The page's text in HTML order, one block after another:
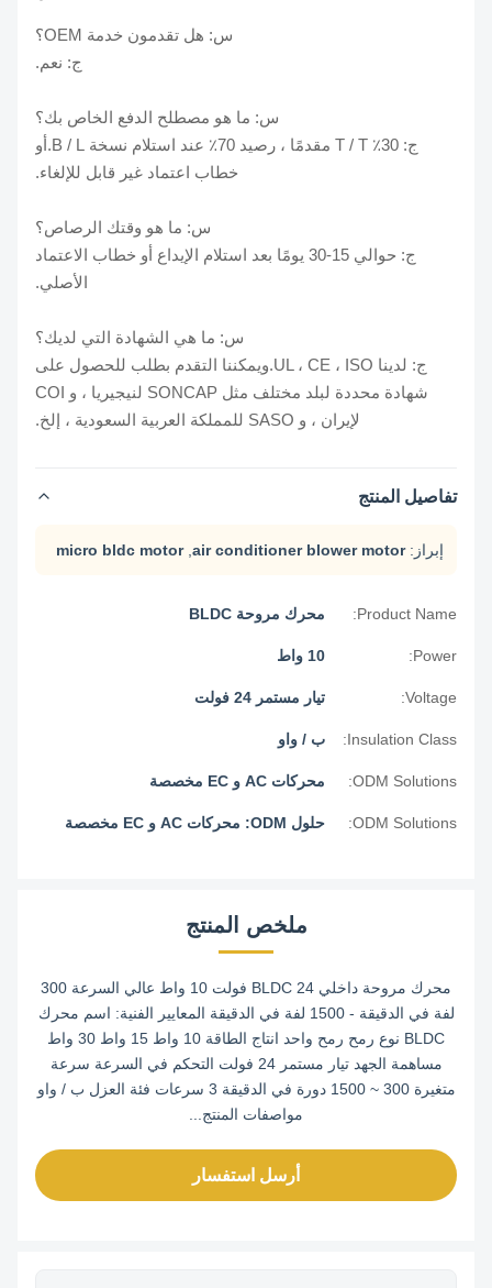
س: هل تقدمون خدمة OEM؟
ج: نعم.
س: ما هو مصطلح الدفع الخاص بك؟
ج: 30٪ T / T مقدمًا ، رصيد 70٪ عند استلام نسخة B / L.أو
خطاب اعتماد غير قابل للإلغاء.
س: ما هو وقتك الرصاص؟
ج: حوالي 15-30 يومًا بعد استلام الإيداع أو خطاب الاعتماد
الأصلي.
س: ما هي الشهادة التي لديك؟
ج: لدينا UL ، CE ، ISO.ويمكننا التقدم بطلب للحصول على
شهادة محددة لبلد مختلف مثل SONCAP لنيجيريا ، و COI
لإيران ، و SASO للمملكة العربية السعودية ، إلخ.
تفاصيل المنتج
air conditioner blower motor
,
micro bldc motor
Product Name: محرك مروحة BLDC
Power:
Voltage: تيار مستمر 24 فولت
Insulation Class: ب / واو
ODM Solutions: محركات AC و EC مخصصة
ODM Solutions: حلول ODM: محركات AC و EC مخصصة
ملخص المنتج
محرك مروحة داخلي BLDC 24 فولت 10 واط عالي السرعة 300
لفة في الدقيقة - 1500 لفة في الدقيقة المعايير الفنية: اسم محرك
BLDC نوع رمح رمح واحد انتاج الطاقة 10 واط 15 واط 30 واط
مساهمة الجهد تيار مستمر 24 فولت التحكم في السرعة سرعة
متغيرة 300 ~ 1500 دورة في الدقيقة 3 سرعات فئة العزل ب / واو
مواصفات المنتج...
أرسل استفسار